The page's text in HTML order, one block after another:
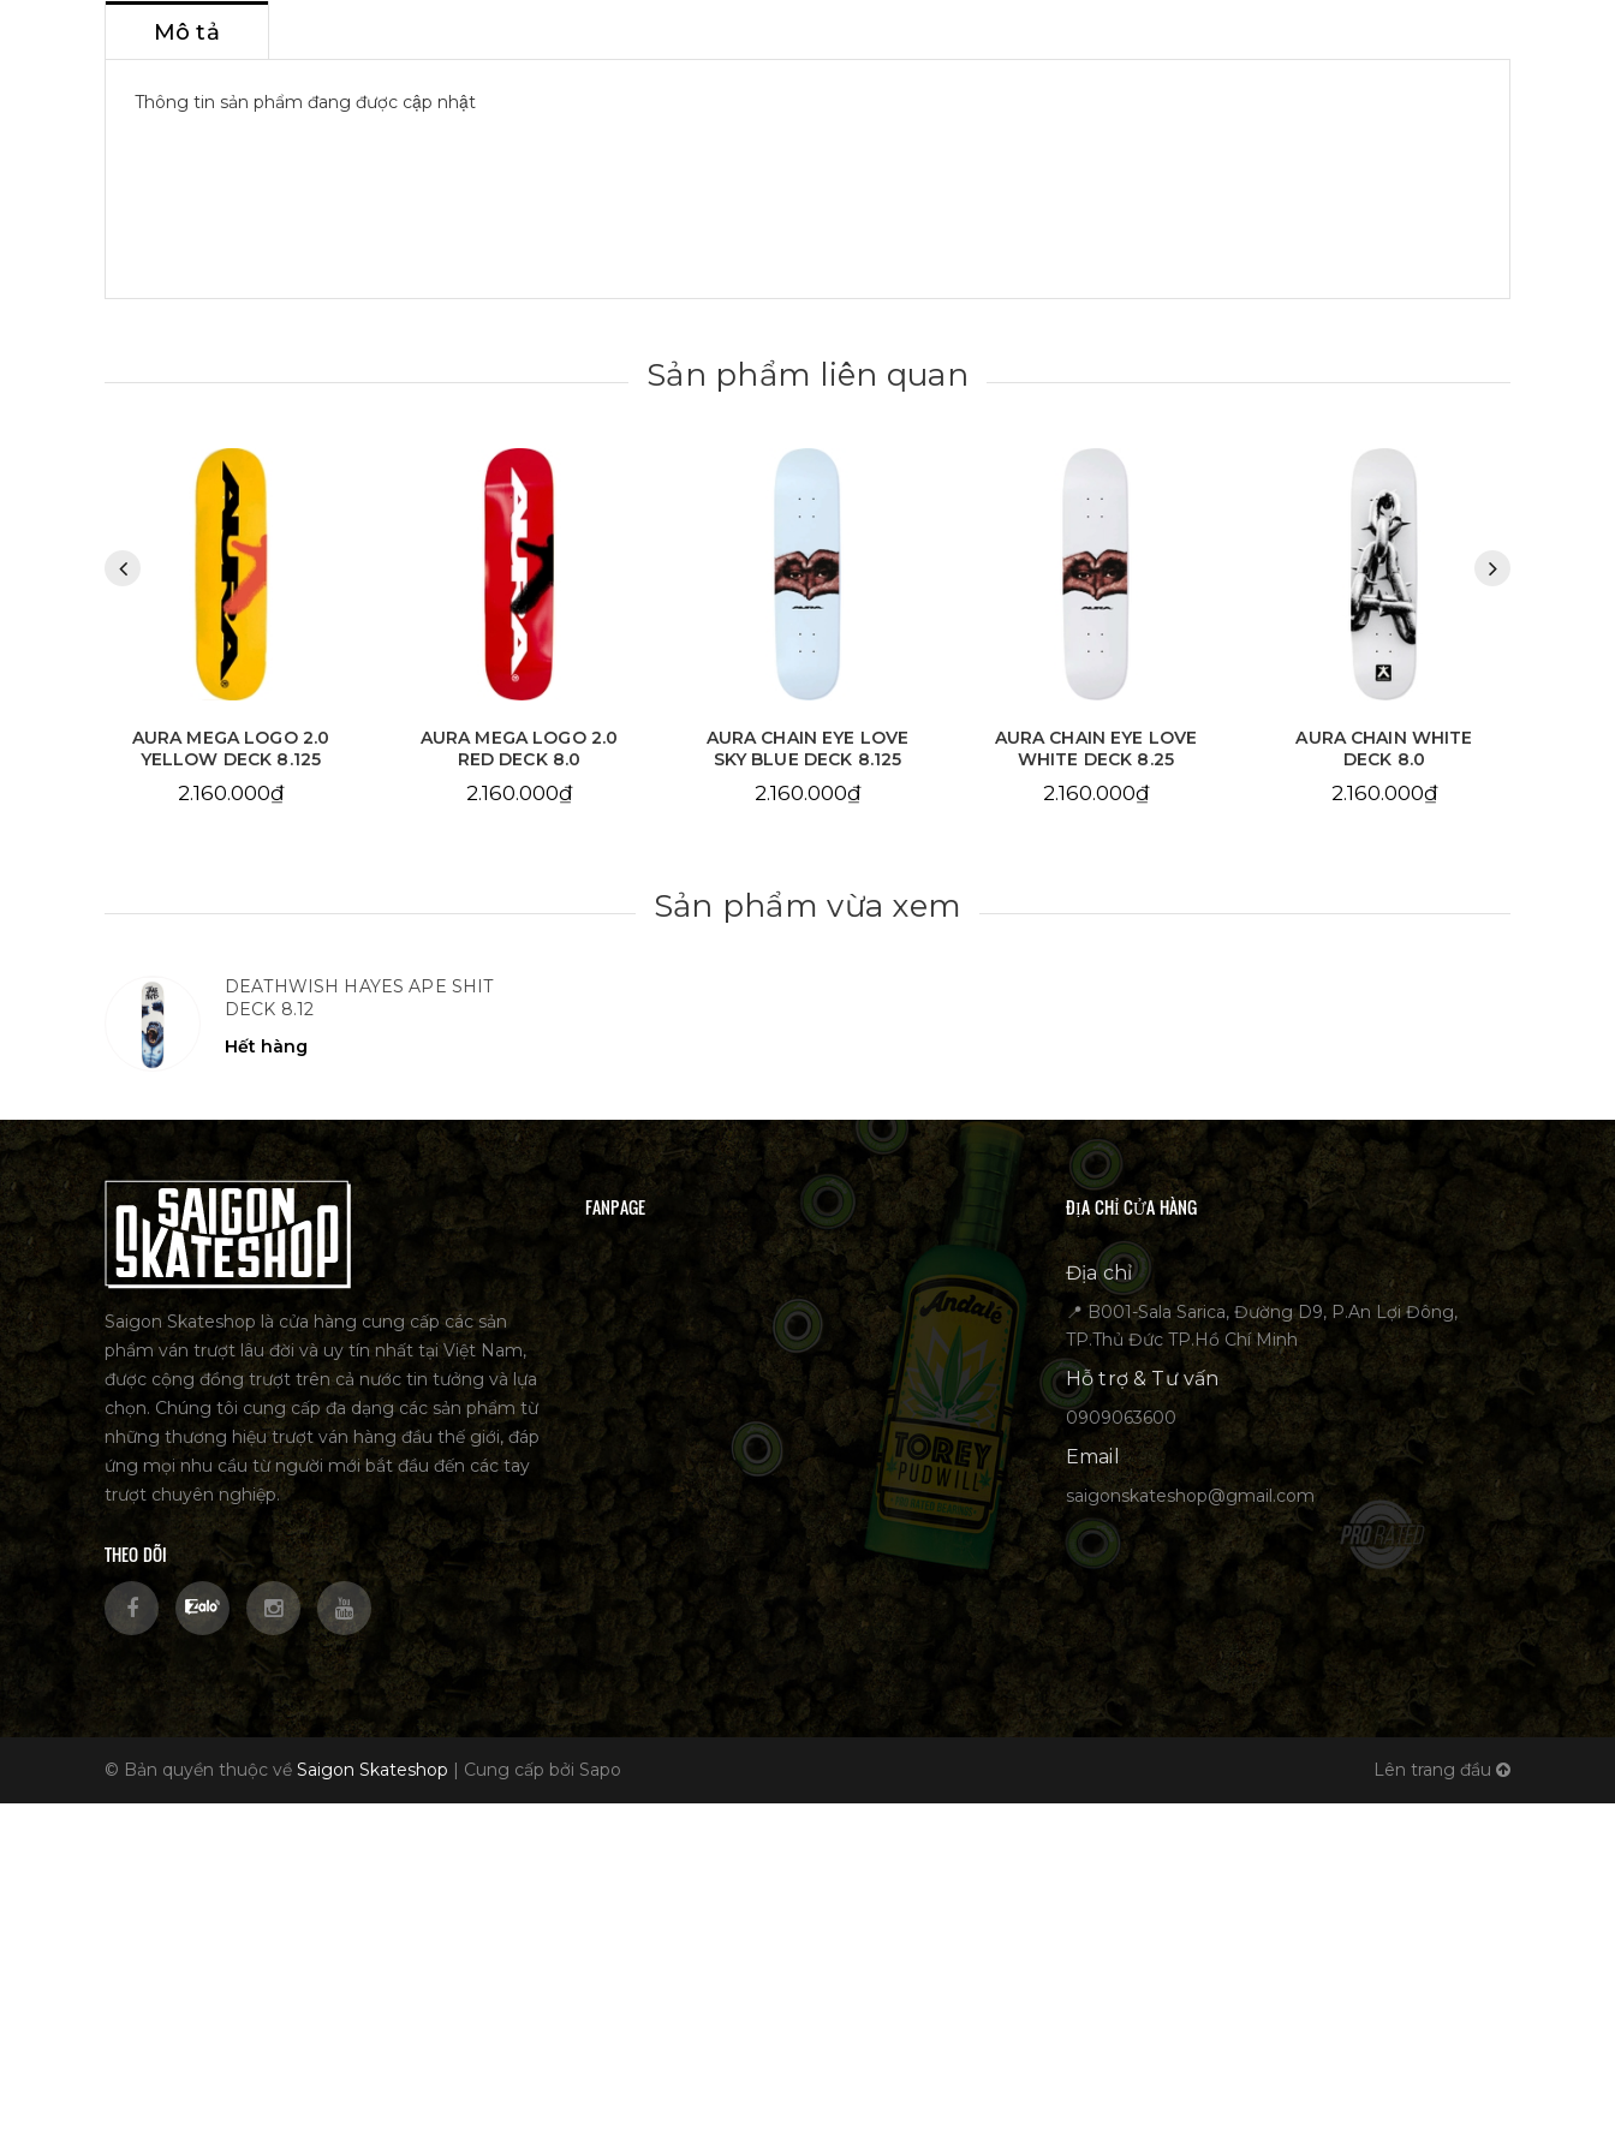
Mô tả
Thông tin sản phẩm đang được cập nhật
Sản phẩm liên quan
AURA MEGA LOGO 2.0
RED DECK 8.0
2.160.000₫
AURA CHAIN EYE LOVE
SKY BLUE DECK 8.125
2.160.000₫
AURA CHAIN EYE LOVE
WHITE DECK 8.25
2.160.000₫
AURA CHAIN WHITE
DECK 8.0
2.160.000₫
AURA CHAIN YELLOW
DECK 8.25
2.160.000₫
Sản phẩm vừa xem
DEATHWISH HAYES APE SHIT
DECK 8.12
Hết hàng
Saigon Skateshop là cửa hàng cung cấp các sản
phẩm ván trượt lâu đời và uy tín nhất tại Việt Nam,
được cộng đồng trượt trên cả nước tin tưởng và lựa
chọn. Chúng tôi cung cấp đa dạng các sản phẩm từ
những thương hiệu trượt ván hàng đầu thế giới, đáp
ứng mọi nhu cầu từ người mới bắt đầu đến các tay
trượt chuyên nghiệp.
THEO DÕI
FANPAGE ĐỊA CHỈ CỬA HÀNG
Địa chỉ
📍 B001-Sala Sarica, Đường D9, P.An Lợi Đông,
TP.Thủ Đức TP.Hồ Chí Minh
Hỗ trợ & Tư vấn
0909063600
Email
saigonskateshop@gmail.com
© Bản quyền thuộc về Saigon Skateshop | Cung cấp bởi Sapo Lên trang đầu